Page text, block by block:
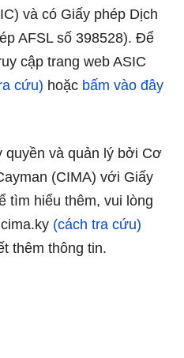
và có Giấy phép Dịch
AFSL số 398528). Để
cập trang web ASIC
cứu) hoặc bấm vào đây
quyền và quản lý bởi Cơ
(CIMA) với Giấy
tìm hiểu thêm, vui lòng
(cách tra cứu)
thêm thông tin.